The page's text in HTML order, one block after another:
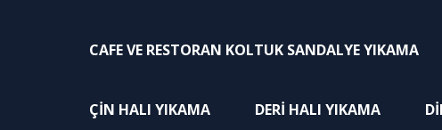
CAFE VE RESTORAN KOLTUK SANDALYE YIKAMA
ÇIN HALI YIKAMA DERI HALI YIKAMA